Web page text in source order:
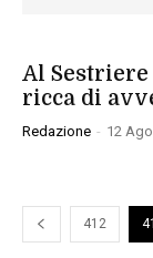
Al
ricca di
Redazione - 12
412